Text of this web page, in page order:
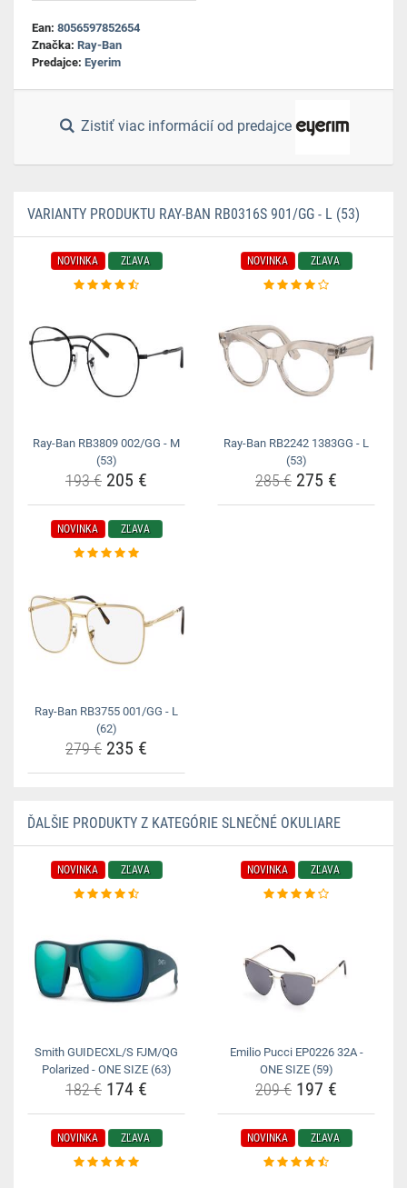
Ean: 8056597852654
Značka: Ray-Ban
Predajce: Eyerim
Zistiť viac informácií od predajce
VARIANTY PRODUKTU RAY-BAN RB0316S 901/GG - L (53)
NOVINKA ZĽAVA
Ray-Ban RB3809 002/GG - M
(53)
193 € 205 €
NOVINKA ZĽAVA
Ray-Ban RB2242 1383GG - L
(53)
285 € 275 €
NOVINKA ZĽAVA
Ray-Ban RB3755 001/GG - L
(62)
279 € 235 €
ĎALŠIE PRODUKTY Z KATEGÓRIE SLNEČNÉ OKULIARE
NOVINKA ZĽAVA
Smith GUIDECXL/S FJM/QG
Polarized - ONE SIZE (63)
182 € 174 €
NOVINKA ZĽAVA
Emilio Pucci EP0226 32A -
ONE SIZE (59)
209 € 197 €
NOVINKA ZĽAVA NOVINKA ZĽAVA